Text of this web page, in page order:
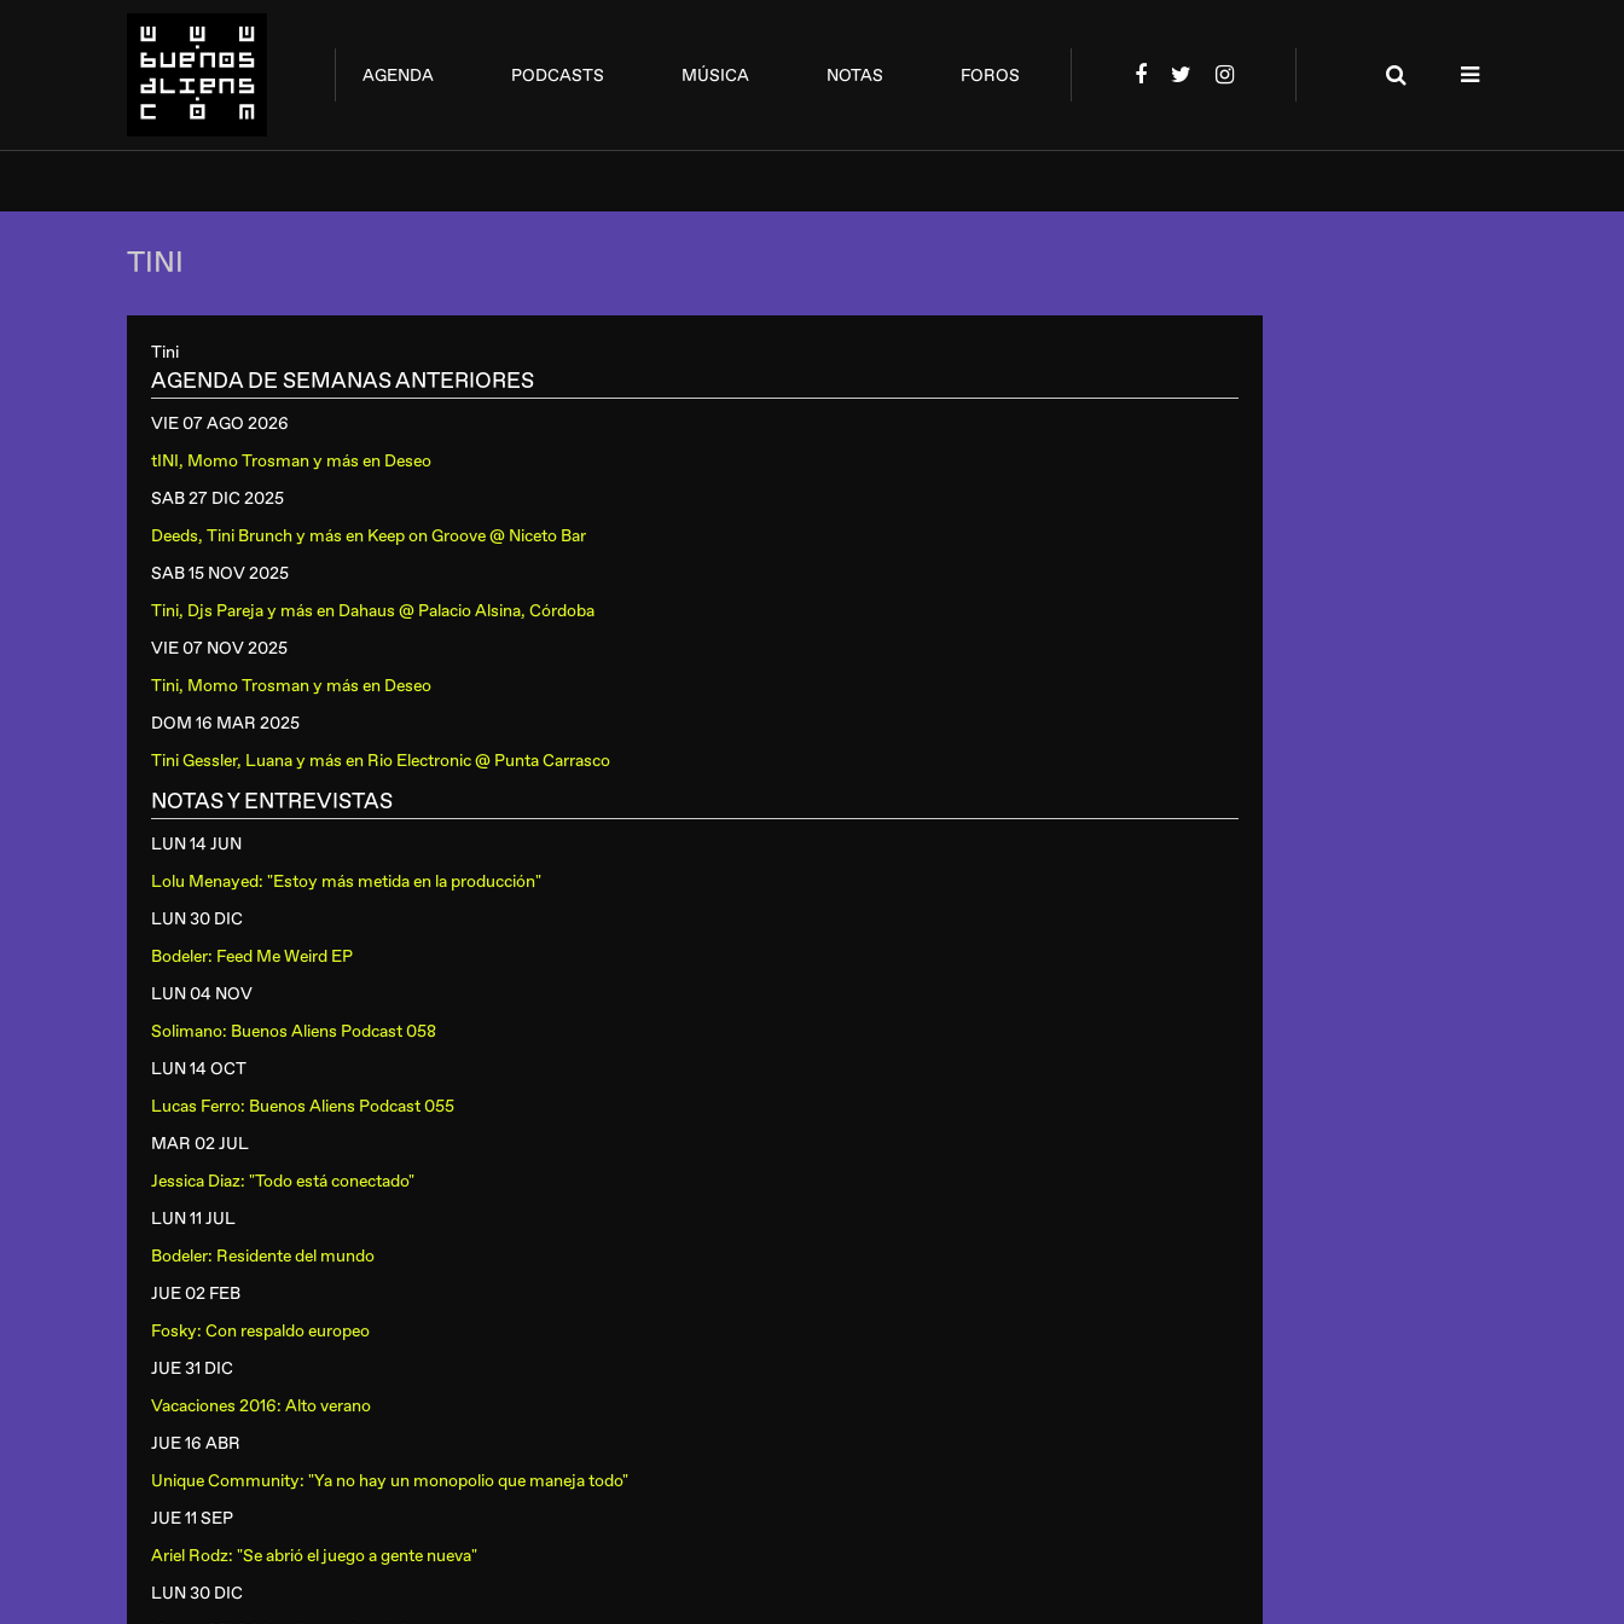
AGENDA PODCASTS MÚSICA NOTAS FOROS
TINI
Tini
AGENDA DE SEMANAS ANTERIORES
VIE 07 AGO 2026
tINI, Momo Trosman y más en Deseo
SAB 27 DIC 2025
Deeds, Tini Brunch y más en Keep on Groove @ Niceto Bar
SAB 15 NOV2025
Tini, Djs Pareja y más en Dahaus @ Palacio Alsina, Córdoba
VIE 07 NOV2025
Tini, Momo Trosman y más en Deseo
DOM 16 MAR 2025
Tini Gessler, Luana y más en Rio Electronic @ Punta Carrasco
NOTAS Y ENTREVISTAS
LUN 14 JUN
Lolu Menayed: "Estoy más metida en la producción"
LUN 30 DIC
Bodeler: Feed Me Weird EP
LUN 04 NOV
Solimano: Buenos Aliens Podcast 058
LUN 14 OCT
Lucas Ferro: Buenos Aliens Podcast 055
MAR 02 JUL
Jessica Diaz: "Todo está conectado"
LUN 11 JUL
Bodeler: Residente del mundo
JUE 02 FEB
Fosky: Con respaldo europeo
JUE 31 DIC
Vacaciones 2016: Alto verano
JUE 16 ABR
Unique Community: "Ya no hay un monopolio que maneja todo"
JUE 11 SEP
Ariel Rodz: "Se abrió el juego a gente nueva"
LUN 30 DIC